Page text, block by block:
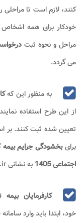
کنند، لازم است تا مراحلی
خودکار برای همه
مراحل و نحوه ثبت
می گردد.
به منظور این که
از این طرح استفاده
تعیین شده ثبت کنند. بر
برایبخشودگی جرایم بیمه
اجتماعی 1405
به نشانی es.tamin.ir وجود دارد.
کارفرمایان
خود، ابتدا باید وارد سامانه